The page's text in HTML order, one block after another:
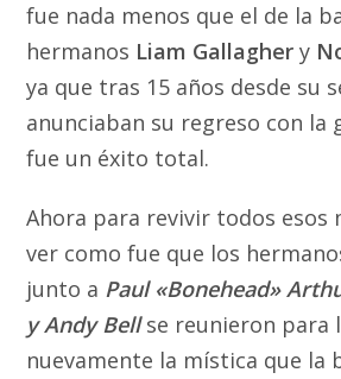
fue nada menos que el de la
hermanos Liam Gallagher y
ya que tras 15 años desde su
anunciaban su regreso con la
fue un éxito total.
Ahora para revivir todos esos
ver como fue que los
junto a Paul «Bonehead»
y Andy Bellse reunieron para
nuevamente la mística que la